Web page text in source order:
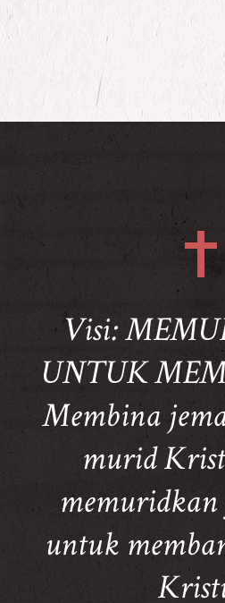
Visi:
UNTUK
Membina
murid
untuk